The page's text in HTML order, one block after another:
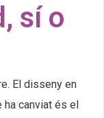
sí o
El disseny en
canviat és el